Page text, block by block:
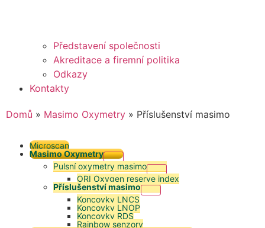
Představení společnosti
Akreditace a firemní politika
Odkazy
Kontakty
Domů » Masimo Oxymetry » Příslušenství masimo
Microscan
Masimo Oxymetry
Pulsní oxymetry masimo
ORI Oxygen reserve index
Příslušenství masimo
Koncovky LNCS
Koncovky LNOP
Koncovky RDS
Rainbow senzory